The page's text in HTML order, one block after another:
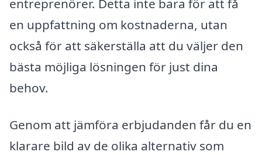
entreprenörer. Detta inte bara för att få
en uppfattning om kostnaderna, utan
också för att säkerställa att du väljer den
bästa möjliga lösningen för just dina
behov.
Genom att jämföra erbjudanden får du en
klarare bild av de olika alternativ som